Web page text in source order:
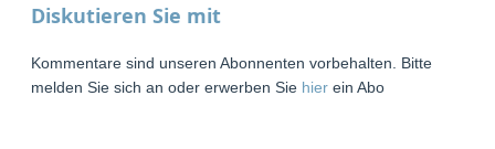
Diskutieren Sie mit
Kommentare sind unseren Abonnenten vorbehalten. Bitte
melden Sie sich an oder erwerben Sie hier ein Abo